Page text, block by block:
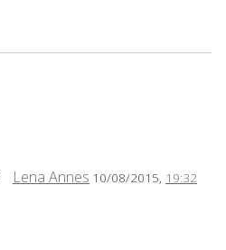
Lena Annes 10/08/2015, 19:32